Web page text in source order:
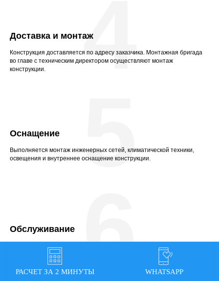
РАСЧЕТ ЗА 2 МИНУТЫ WHATSAPP
Доставка и монтаж
Конструкция доставляется по адресу заказчика. Монтажная бригада
во главе с техническим директором осуществляют монтаж
конструкции.
4
Оснащение
Выполняется монтаж инженерных сетей, климатической техники,
освещения и внутреннее оснащение конструкции.
5
Обслуживание
Безопасность и долговечность эксплуатации конструкции
обеспечиваются благодаря регулярному надзору и обслуживанию.
6